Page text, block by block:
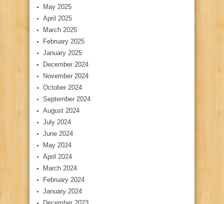
May 2025
April 2025
March 2025
February 2025
January 2025
December 2024
November 2024
October 2024
September 2024
August 2024
July 2024
June 2024
May 2024
April 2024
March 2024
February 2024
January 2024